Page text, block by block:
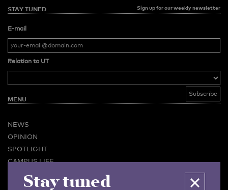
STAY TUNED Sign up for our weekly newsletter
E-mail
Relation to UT
MENU
NEWS
OPINION
SPOTLIGHT
CAMPUS LIFE
Stay tuned